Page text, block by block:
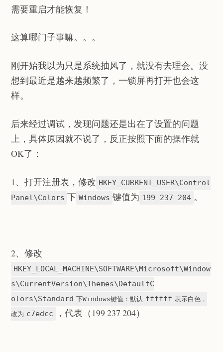
需要重启才能恢复！
这算哪门子事嘛。。。
刚开始我以为只是系统抽风了，就没有去理会。没
想到最近是越来越频繁了，一锁屏再打开也会这
样。
后来经过调试，发现问题还是出在了设置的问题
上，具体原因就不说了，反正按照下面的操作就
OK了：
1、打开注册表，修改 HKEY_CURRENT_USER\Control
Panel\Colors 下 Windows 键值为 199 237 204 。
2、修改
HKEY_LOCAL_MACHINE\SOFTWARE\Microsoft\Window
s\CurrentVersion\Themes\DefaultC
olors\Standard 下Windows键值：默认 ffffff 表示白色，
改为 c7edcc ，代表（199 237 204）